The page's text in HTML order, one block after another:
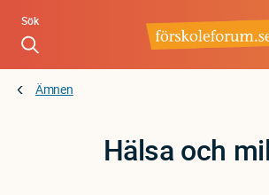
Hoppa
huvudinnehåll
Sök
Ämnen
Hälsa och